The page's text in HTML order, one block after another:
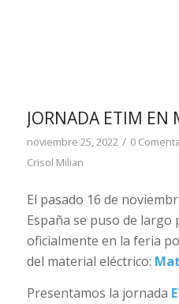
JORNADA ETIM EN
noviembre 25, 2022 / 0
Crisol Milian
El pasado 16 de
España se puso de largo
oficialmente en la feria
del material eléctrico:
Presentamos la jornada